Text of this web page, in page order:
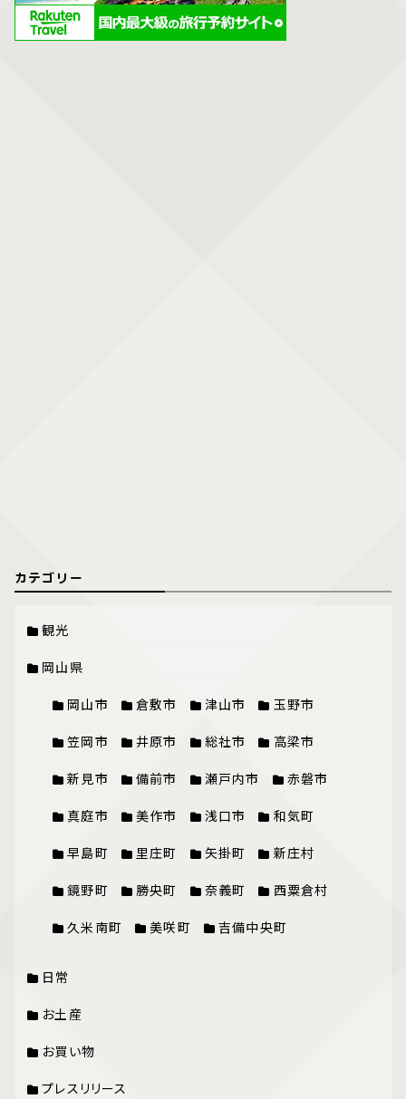
カテゴリー
観光
岡山県
岡山市 倉敷市 津山市 玉野市
笠岡市 井原市 総社市 高梁市
新見市 備前市 瀬戸内市 赤磐市
真庭市 美作市 浅口市 和気町
早島町 里庄町 矢掛町 新庄村
鏡野町 勝央町 奈義町 西粟倉村
久米南町 美咲町 吉備中央町
日常
お土産
お買い物
プレスリリース